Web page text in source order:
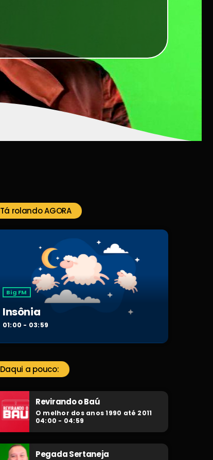
Tá rolando AGORA
Big FM
Insônia
01:00 - 03:59
Daqui a pouco:
Revirando o Baú
O melhor dos anos 1990 até 2011
04:00 - 04:59
Pegada Sertaneja